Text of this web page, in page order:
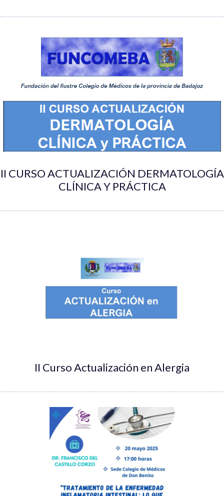
II CURSO ACTUALIZACIÓN DERMATOLOGÍA
CLÍNICA Y PRÁCTICA
II Curso Actualización en Alergia